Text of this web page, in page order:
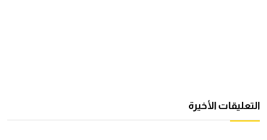
التعليقات الأخيرة